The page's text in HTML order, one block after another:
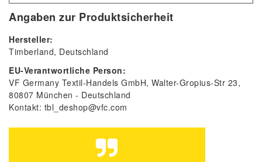
Angaben zur Produktsicherheit
Hersteller:
Timberland Deutschland
EU-Verantwortliche Person:
VF Germany Textil-Handels GmbH Walter-Gropius-Str 23
80807 München
Deutschland
Kontakt: tbl_deshop@vfc.com